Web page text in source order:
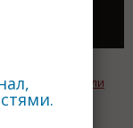
завершили